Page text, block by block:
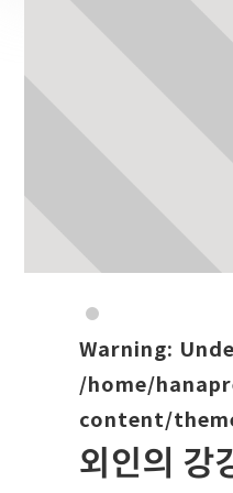
Warning:
/home/
content/
외인의 강